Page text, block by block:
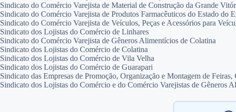
Sindicato do Comércio Varejista de Material de Construção da Grande
Sindicato do Comércio Varejista de Produtos Farmacêuticos do Estado do
Sindicato do Comércio Varejista de Veículos, Peças e Acessórios para
Sindicato dos Lojistas do Comércio de Linhares
Sindicato do Comércio Varejista de Gêneros Alimentícios de Colatina
Sindicato dos Lojistas do Comércio de Colatina
Sindicato dos Lojistas do Comércio de Vila Velha
Sindicato dos Lojistas do Comércio de Guarapari
Sindicato das Empresas de Promoção, Organização e Montagem de
Sindicato dos Lojistas do Comércio e do Comércio Varejistas de